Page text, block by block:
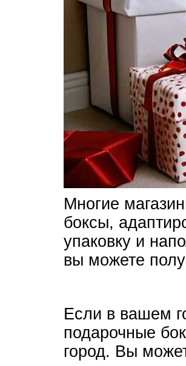
Многие
боксы,
упаковку и
вы можете
Если в вашем
подарочные
город. Вы